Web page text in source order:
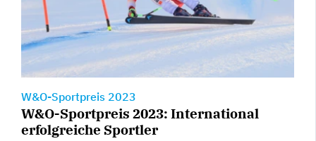
W&O-Sportpreis 2023
W&O-Sportpreis 2023: International
erfolgreiche Sportler